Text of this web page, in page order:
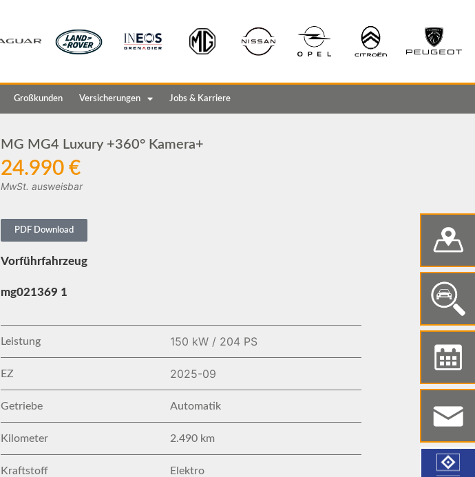
Großkunden Versicherungen Jobs & Karriere
MG MG4 Luxury +360° Kamera+
24.990 €
MwSt. ausweisbar
PDF Download
Vorführfahrzeug
mg021369 1
Leistung 150 kW / 204 PS
EZ 2025-09
Getriebe Automatik
Kilometer 2.490 km
Kraftstoff Elektro